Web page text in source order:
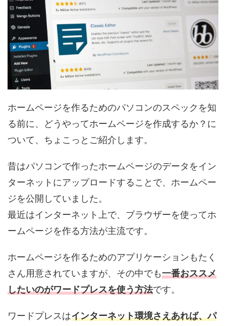
ホームページを作るためのパソコンのスペックを知
る前に、どうやってホームページを作成するか？に
ついて、ちょこっとご紹介します。
昔はパソコンで作ったホームページのデータをイン
ターネットにアップロードすることで、ホームペー
ジを公開していました。
最近はインターネット上で、 ブラウザーを使ってホ
ームページを作る方法が主流です。
ホームページを作るためのアプリケーションもたく
さん用意されていますが、その中でも一番おススメ
したいのがワードプレスを使う方法です。
ワードプレスはインターネット環境さえあれば、パ